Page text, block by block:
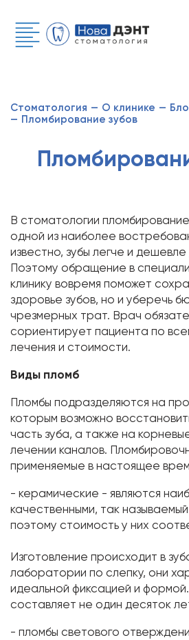
Стоматология — О клинике —
— Пломбирование зубов
В стоматологии
одной из наиболее
известно, зубы легче и дешевле
Поэтому обращение в
клинику вовремя поможет
здоровье зубов, но и уберечь
чрезмерных трат. Врач
сориентирует пациента по
лечения и стоимости.
Виды пломб
Пломбы подразделяются на
которым возможно
часть зуба, а также на
лечении каналов.
применяемые в настоящее
- керамические - являются
качественными, так
поэтому стоимость у них
Изготовление происходит в
лаборатории по слепку, они
идеальной фиксацией и
составляет не один десяток
- пломбы светового